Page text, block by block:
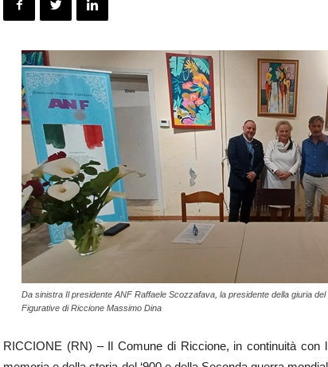
Da sinistra Il presidente ANF Raffaele Scozzafava, la presidente della giuria
Figurative di Riccione Massimo Dina
RICCIONE (RN) – Il Comune di Riccione, in continuità con